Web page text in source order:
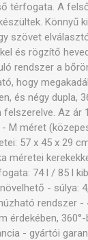
térfogata. A
Könnyű
szövet
és rögzítő
rendszer a
hogy
és négy dupla,
Az ár
M méret
57 x 45 x 29
méretei
74 l / 85 l
- súlya:
rendszer -
érdekében,
- gyártói